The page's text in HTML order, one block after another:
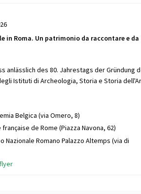
in Roma. Un patrimonio da raccontare e da
anlässlich des 80. Jahrestags der Gründung
Istituti di Archeologia, Storia e Storia
Belgica (via Omero, 8)
française de Rome (Piazza Navona, 62)
Nazionale Romano Palazzo Altemps (via di